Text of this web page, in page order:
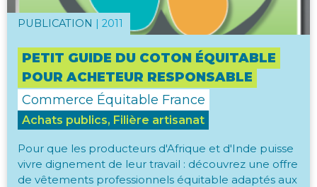
PUBLICATION | 2011
PETIT GUIDE DU COTON ÉQUITABLE
POUR ACHETEUR RESPONSABLE
Commerce Équitable France
Achats publics, Filière artisanat
Pour que les producteurs d'Afrique et d'Inde puisse
vivre dignement de leur travail : découvrez une offre
de vêtements professionnels équitable adaptés aux